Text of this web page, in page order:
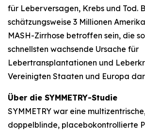
für Leberversagen, Krebs und Tod.
schätzungsweise 3 Millionen
MASH-Zirrhose betroffen sein, die
schnellsten wachsende Ursache für
Lebertransplantationen und
Vereinigten Staaten und Europa
Über die SYMMETRY-Studie
SYMMETRY war eine
doppelblinde, placebokontrollierte